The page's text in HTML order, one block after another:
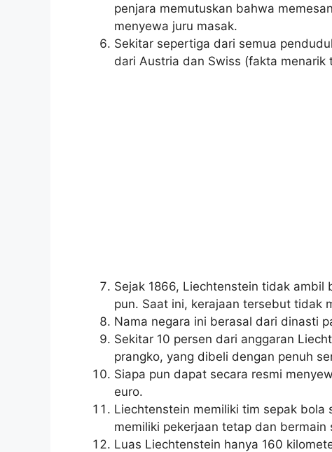
penjara memutuskan bahwa
menyewa juru masak.
Sekitar sepertiga dari semua
dari Austria dan Swiss (fakta menarik
Sejak 1866, Liechtenstein tidak ambil
pun. Saat ini, kerajaan tersebut tidak
Nama negara ini berasal dari dinasti
Sekitar 10 persen dari anggaran
prangko, yang dibeli dengan penuh
Siapa pun dapat secara resmi
euro.
Liechtenstein memiliki tim sepak
memiliki pekerjaan tetap dan
Luas Liechtenstein hanya 160